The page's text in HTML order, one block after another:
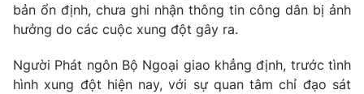
Photo Infographic
Video Shorts video
bản ổn định, chưa ghi nhận thông tin công dân bị ảnh
hưởng do các cuộc xung đột gây ra.
Người Phát ngôn Bộ Ngoại giao khẳng định, trước tình
hình xung đột hiện nay, với sự quan tâm chỉ đạo sát